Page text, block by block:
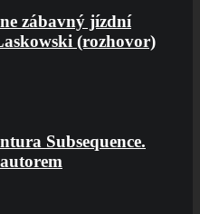
zábavný jízdní
(rozhovor)
Subsequence.